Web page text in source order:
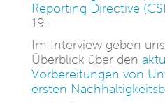
Reporting Directive
19.
Im Interview geben
Überblick über den
Vorbereitungen von
ersten